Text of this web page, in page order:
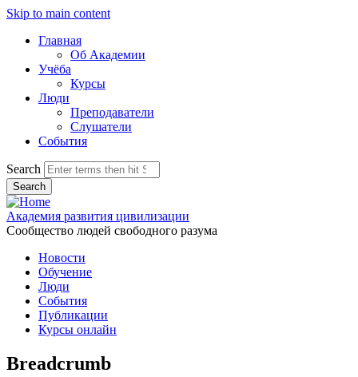
Skip to main content
Главная
Об Академии
Учёба
Курсы
Люди
Преподаватели
Слушатели
События
Search
Академия развития цивилизации
Сообщество людей свободного разума
Новости
Обучение
Люди
События
Публикации
Курсы онлайн
Breadcrumb